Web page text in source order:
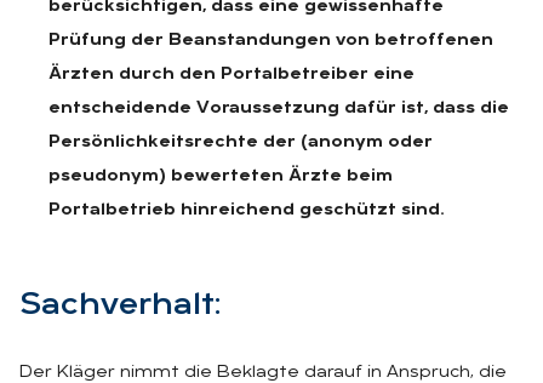
berücksichtigen, dass eine gewissenhafte
Prüfung der Beanstandungen von betroffenen
Ärzten durch den Portalbetreiber eine
entscheidende Voraussetzung dafür ist, dass die
Persönlichkeitsrechte der (anonym oder
pseudonym) bewerteten Ärzte beim
Portalbetrieb hinreichend geschützt sind.
Sach­ver­halt:
Der Kläger nimmt die Beklagte darauf in Anspruch, die